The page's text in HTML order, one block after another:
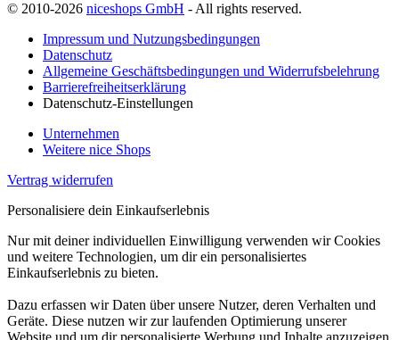
© 2010-2026 niceshops GmbH - All rights reserved.
Impressum und Nutzungsbedingungen
Datenschutz
Allgemeine Geschäftsbedingungen und Widerrufsbelehrung
Barrierefreiheitserklärung
Datenschutz-Einstellungen
Unternehmen
Weitere nice Shops
Vertrag widerrufen
Personalisiere dein Einkaufserlebnis
Nur mit deiner individuellen Einwilligung verwenden wir Cookies
und weitere Technologien, um dir ein personalisiertes
Einkaufserlebnis zu bieten.
Dazu erfassen wir Daten über unsere Nutzer, deren Verhalten und
Geräte. Diese nutzen wir zur laufenden Optimierung unserer